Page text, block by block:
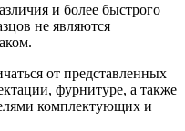
и более быстрого
не являются
от представленных
фурнитуре, а также
комплектующих и